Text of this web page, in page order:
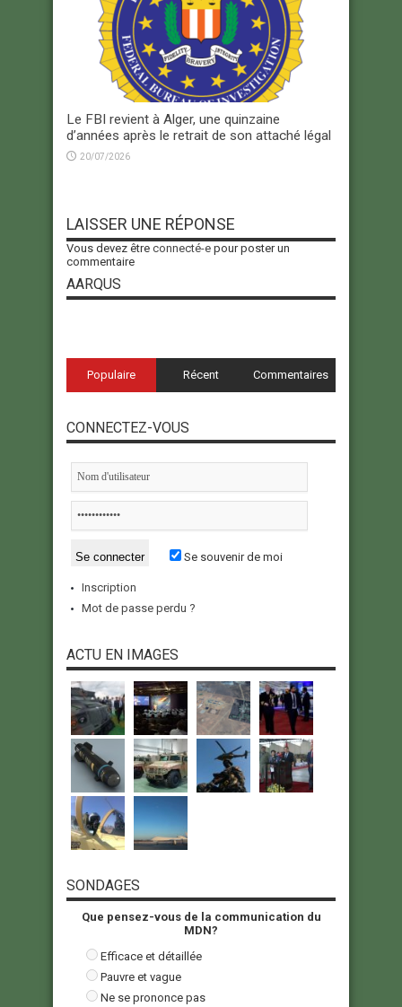
Le FBI revient à Alger, une quinzaine
d’années après le retrait de son attaché légal
20/07/2026
LAISSER UNE RÉPONSE
Vous devez être connecté-e pour poster un
commentaire
AARQUS
Populaire Récent Commentaires
CONNECTEZ-VOUS
Se souvenir de moi
Inscription
Mot de passe perdu ?
ACTU EN IMAGES
SONDAGES
Que pensez-vous de la communication du
MDN?
Efficace et détaillée
Pauvre et vague
Ne se prononce pas